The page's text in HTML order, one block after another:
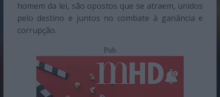
homem da lei, são opostos que se atraem, unidos
pelo destino e juntos no combate à ganância e
corrupção.
Pub